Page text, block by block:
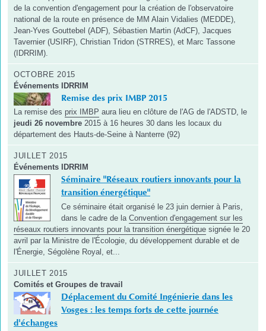
de la convention d'engagement pour la création de l'observatoire
national de la route en présence de MM Alain Vidalies (MEDDE),
Jean-Yves Gouttebel (ADF), Sébastien Martin (AdCF), Jacques
Tavernier (USIRF), Christian Tridon (STRRES), et Marc Tassone
(IDRRIM).
OCTOBRE 2015
Événements IDRRIM
Remise des prix IMBP 2015
La remise des prix IMBP aura lieu en clôture de l'AG de l'ADSTD, le
jeudi 26 novembre 2015 à 16 heures 30 dans les locaux du
département des Hauts-de-Seine à Nanterre (92)
JUILLET 2015
Événements IDRRIM
Séminaire "Réseaux routiers innovants pour la
transition énergétique"
Ce séminaire était organisé le 23 juin dernier à Paris,
dans le cadre de la Convention d'engagement sur les
réseaux routiers innovants pour la transition énergétique signée le 20
avril par la Ministre de l'Écologie, du développement durable et de
l'Énergie, Ségolène Royal, et...
JUILLET 2015
Comités et Groupes de travail
Déplacement du Comité Ingénierie dans les
Vosges : les temps forts de cette journée
d'échanges